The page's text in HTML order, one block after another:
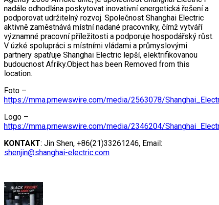
nadále odhodlána poskytovat inovativní energetická řešení a
podporovat udržitelný rozvoj. Společnost Shanghai Electric
aktivně zaměstnává místní nadané pracovníky, čímž vytváří
významné pracovní příležitosti a podporuje hospodářský růst.
V úzké spolupráci s místními vládami a průmyslovými
partnery spatřuje Shanghai Electric lepší, elektrifikovanou
budoucnost Afriky.Object has been Removed from this
location.
Foto –
https://mma.prnewswire.com/media/2563078/
Logo –
https://mma.prnewswire.com/media/2346204/
KONTAKT: Jin Shen, +86(21)33261246, Email:
shenjin@shanghai-electric.com